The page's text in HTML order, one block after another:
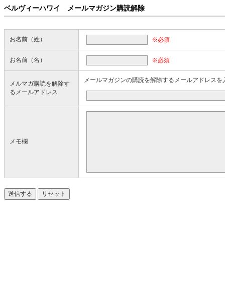
ベルヴィーハワイ メールマガジン購読解除
お名前（姓） ※必須
お名前（名） ※必須
メルマガ購読を解除す
るメールアドレス
メールマガジンの購読を解除するメールアドレスを
メモ欄